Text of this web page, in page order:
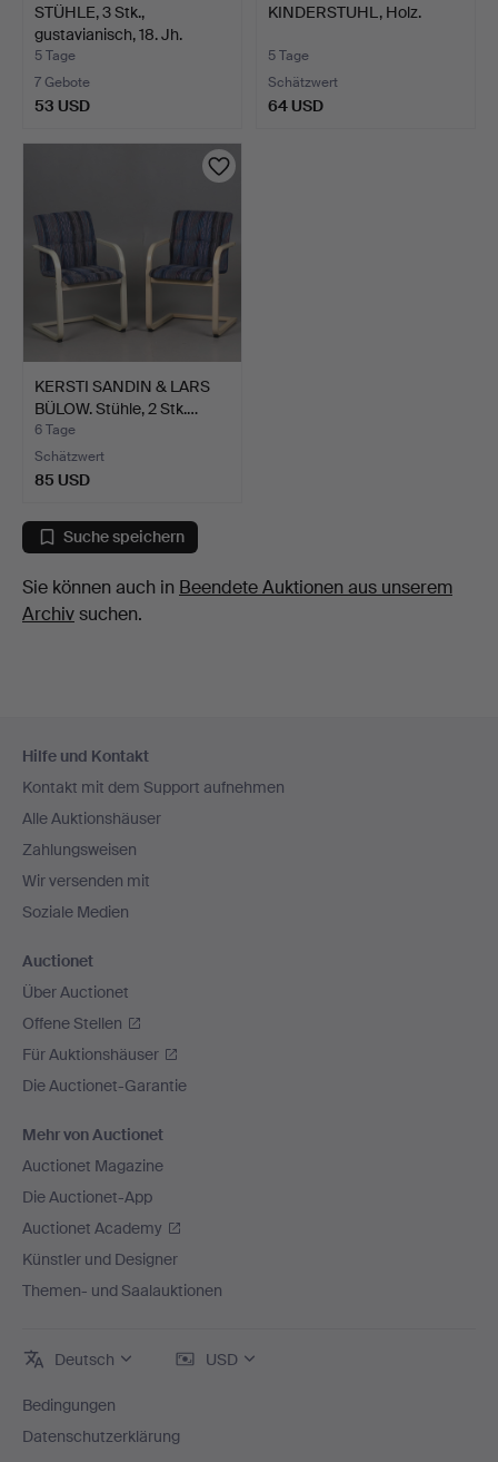
STÜHLE, 3 Stk.,
gustavianisch, 18. Jh.
5 Tage
7 Gebote
53 USD
KINDERSTUHL, Holz.
5 Tage
Schätzwert
64 USD
KERSTI SANDIN & LARS
BÜLOW. Stühle, 2 Stk.…
6 Tage
Schätzwert
85 USD
Suche speichern
Sie können auch in Beendete Auktionen aus unserem
Archivsuchen.
Navigation
Hilfe und Kontakt
Kontakt mit dem Support aufnehmen
Alle Auktionshäuser
Zahlungsweisen
Wir versenden mit
Soziale Medien
Auctionet
Über Auctionet
Offene Stellen
Für Auktionshäuser
Die Auctionet-Garantie
Mehr von Auctionet
Auctionet Magazine
Die Auctionet-App
Auctionet Academy
Künstler und Designer
Themen- und Saalauktionen
Deutsch USD
Bedingungen
Datenschutzerklärung